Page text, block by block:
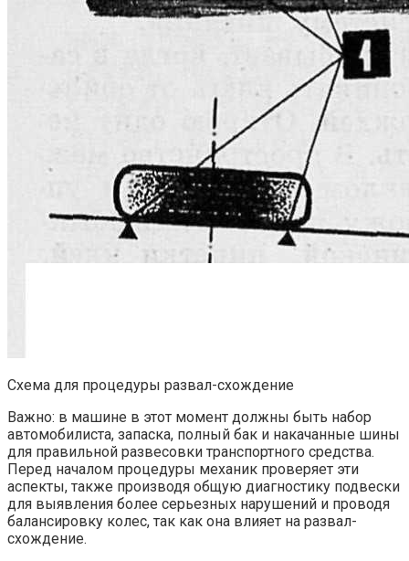
Схема для процедуры развал-схождение
Важно: в машине в этот момент должны быть набор
автомобилиста, запаска, полный бак и накачанные шины
для правильной развесовки транспортного средства.
Перед началом процедуры механик проверяет эти
аспекты, также производя общую диагностику подвески
для выявления более серьезных нарушений и проводя
балансировку колес, так как она влияет на развал-
схождение.